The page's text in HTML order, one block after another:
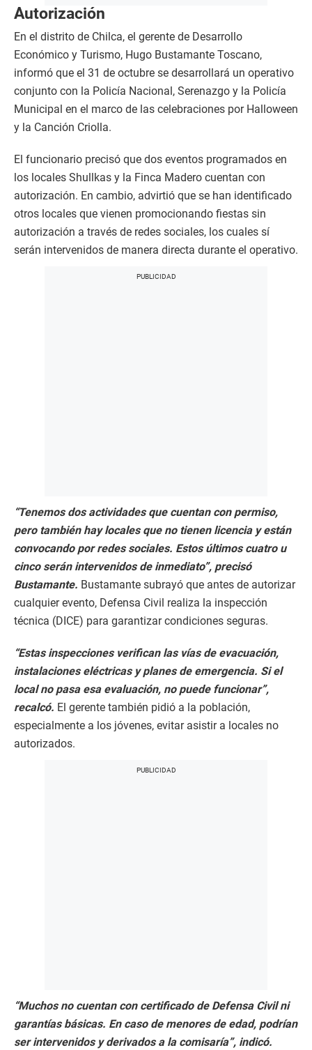
Autorización
En el distrito de Chilca, el gerente de Desarrollo
Económico y Turismo, Hugo Bustamante Toscano,
informó que el 31 de octubre se desarrollará un operativo
conjunto con la Policía Nacional, Serenazgo y la Policía
Municipal en el marco de las celebraciones por Halloween
y la Canción Criolla.
El funcionario precisó que dos eventos programados en
los locales Shullkas y la Finca Madero cuentan con
autorización. En cambio, advirtió que se han identificado
otros locales que vienen promocionando fiestas sin
autorización a través de redes sociales, los cuales sí
serán intervenidos de manera directa durante el operativo.
“Tenemos dos actividades que cuentan con permiso,
pero también hay locales que no tienen licencia y están
convocando por redes sociales. Estos últimos cuatro u
cinco serán intervenidos de inmediato”, precisó
Bustamante. Bustamante subrayó que antes de autorizar
cualquier evento, Defensa Civil realiza la inspección
técnica (DICE) para garantizar condiciones seguras.
“Estas inspecciones verifican las vías de evacuación,
instalaciones eléctricas y planes de emergencia. Si el
local no pasa esa evaluación, no puede funcionar”,
recalcó. El gerente también pidió a la población,
especialmente a los jóvenes, evitar asistir a locales no
autorizados.
“Muchos no cuentan con certificado de Defensa Civil ni
garantías básicas. En caso de menores de edad, podrían
ser intervenidos y derivados a la comisaría”, indicó.